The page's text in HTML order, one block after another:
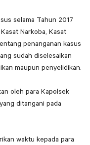
selama Tahun 2017
Narkoba, Kasat
penanganan kasus
sudah diselesaikan
maupun penyelidikan.
oleh para Kapolsek
ditangani pada
waktu kepada para